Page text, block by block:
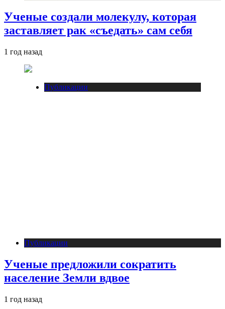
Ученые создали молекулу, которая
заставляет рак «съедать» сам себя
1 год назад
Публикации
Публикации
Ученые предложили сократить
население Земли вдвое
1 год назад